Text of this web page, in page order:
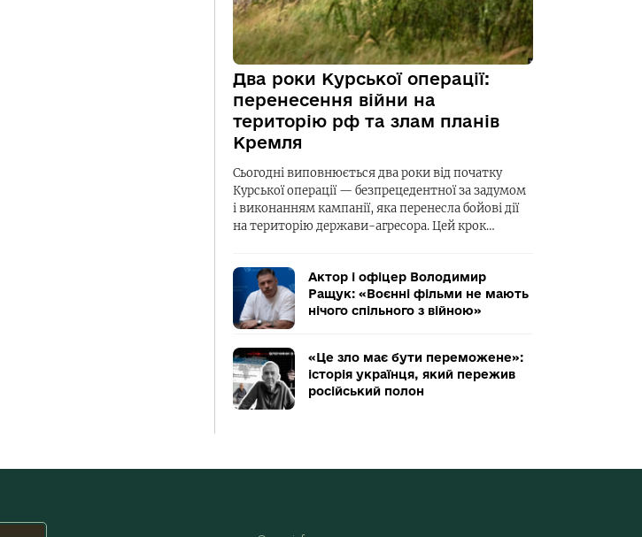
Два роки Курської операції:
перенесення війни на
територію рф та злам планів
Кремля
Сьогодні виповнюється два роки від початку
Курської операції — безпрецедентної за задумом
і виконанням кампанії, яка перенесла бойові дії
на територію держави-агресора. Цей крок…
Актор і офіцер Володимир
Ращук: «Воєнні фільми не мають
нічого спільного з війною»
«Це зло має бути переможене»:
історія українця, який пережив
російський полон